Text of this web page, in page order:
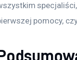
pomocy,